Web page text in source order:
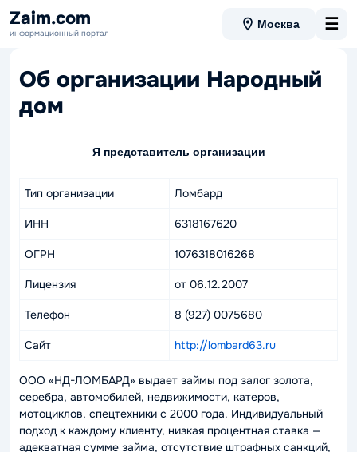
Zaim.com
информационный портал
Москва ☰
Об организации Народный
дом
Я представитель организации
Тип организации Ломбард
ИНН 6318167620
ОГРН 1076318016268
Лицензия от 06.12.2007
Телефон 8 (927) 0075680
Сайт http://lombard63.ru
ООО «НД-ЛОМБАРД» выдает займы под залог золота,
серебра, автомобилей, недвижимости, катеров,
мотоциклов, спецтехники с 2000 года. Индивидуальный
подход к каждому клиенту, низкая процентная ставка —
адекватная сумме займа, отсутствие штрафных санкций,